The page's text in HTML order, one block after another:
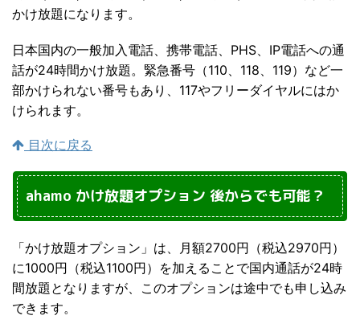
かけ放題になります。
日本国内の一般加入電話、携帯電話、PHS、IP電話への通
話が24時間かけ放題。緊急番号（110、118、119）など一
部かけられない番号もあり、117やフリーダイヤルにはか
けられます。
目次に戻る
ahamo かけ放題オプション 後からでも可能？
「かけ放題オプション」は、月額2700円（税込2970円）
に1000円（税込1100円）を加えることで国内通話が24時
間放題となりますが、このオプションは途中でも申し込み
できます。